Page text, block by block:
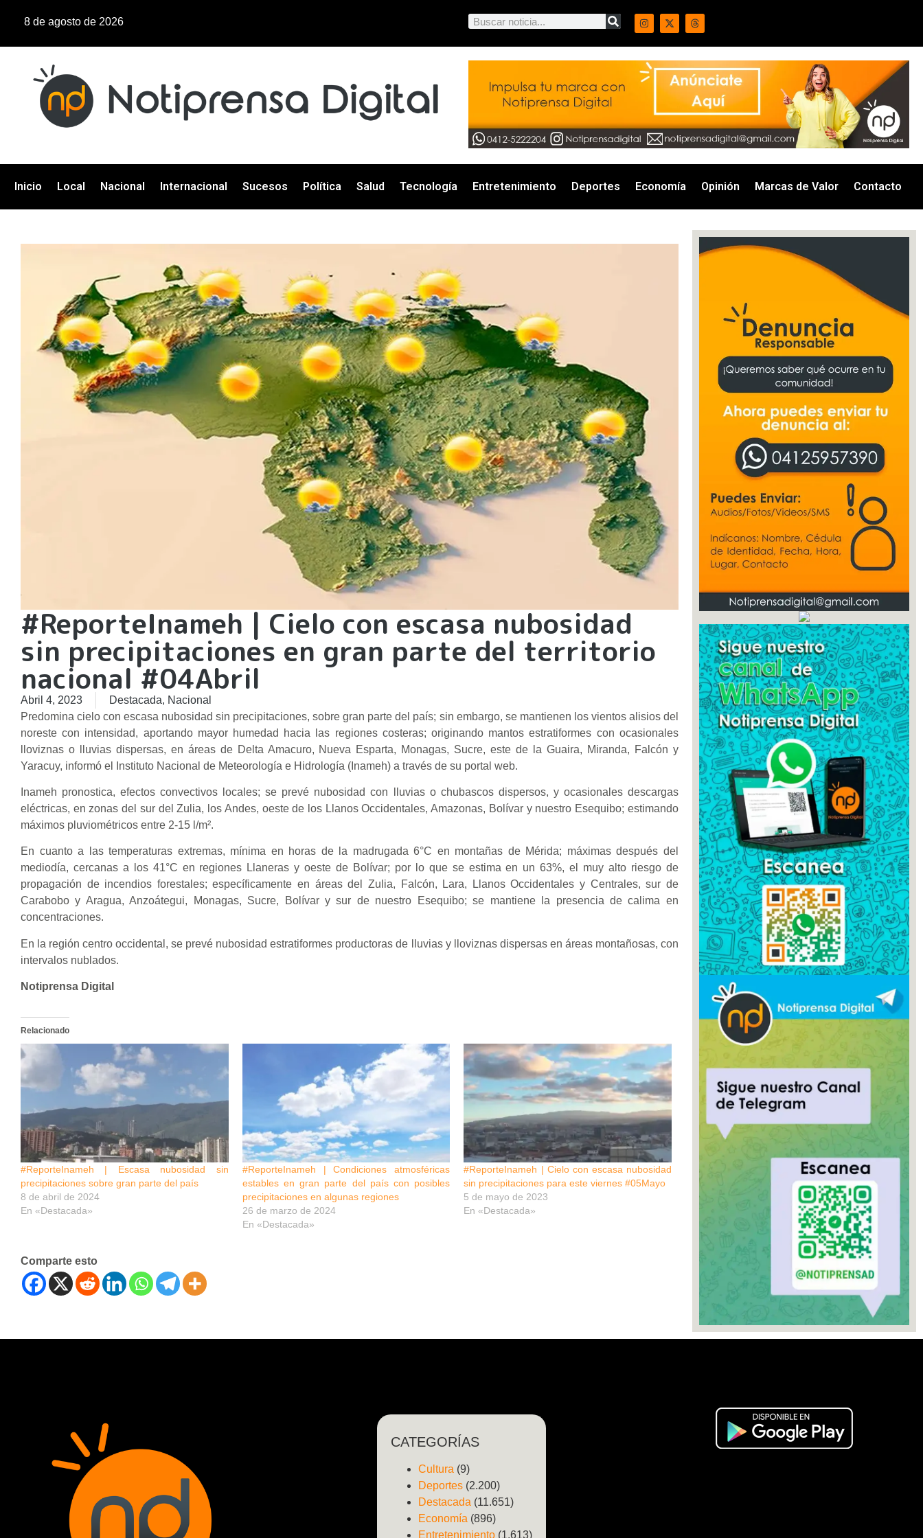
8 de agosto de 2026
Inicio Local Nacional Internacional Sucesos Política Salud Tecnología Entretenimiento Deportes Economía Opinión Marcas de Valor Contacto
#ReporteInameh | Cielo con escasa nubosidad
sin precipitaciones en gran parte del territorio
nacional #04Abril
Abril 4, 2023 Destacada, Nacional
Predomina cielo con escasa nubosidad sin precipitaciones, sobre gran parte del país; sin embargo, se mantienen los vientos alisios del
noreste con intensidad, aportando mayor humedad hacia las regiones costeras; originando mantos estratiformes con ocasionales
lloviznas o lluvias dispersas, en áreas de Delta Amacuro, Nueva Esparta, Monagas, Sucre, este de la Guaira, Miranda, Falcón y
Yaracuy, informó el Instituto Nacional de Meteorología e Hidrología (Inameh) a través de su portal web.
Inameh pronostica, efectos convectivos locales; se prevé nubosidad con lluvias o chubascos dispersos, y ocasionales descargas
eléctricas, en zonas del sur del Zulia, los Andes, oeste de los Llanos Occidentales, Amazonas, Bolívar y nuestro Esequibo; estimando
máximos pluviométricos entre 2-15 l/m².
En cuanto a las temperaturas extremas, mínima en horas de la madrugada 6°C en montañas de Mérida; máximas después del
mediodía, cercanas a los 41°C en regiones Llaneras y oeste de Bolívar; por lo que se estima en un 63%, el muy alto riesgo de
propagación de incendios forestales; específicamente en áreas del Zulia, Falcón, Lara, Llanos Occidentales y Centrales, sur de
Carabobo y Aragua, Anzoátegui, Monagas, Sucre, Bolívar y sur de nuestro Esequibo; se mantiene la presencia de calima en
concentraciones.
En la región centro occidental, se prevé nubosidad estratiformes productoras de lluvias y lloviznas dispersas en áreas montañosas, con
intervalos nublados.
Notiprensa Digital
Relacionado
#ReporteInameh | Escasa nubosidad sin
precipitaciones sobre gran parte del país
8 de abril de 2024
En «Destacada»
#ReporteInameh | Condiciones atmosféricas
estables en gran parte del país con posibles
precipitaciones en algunas regiones
26 de marzo de 2024
En «Destacada»
#ReporteInameh | Cielo con escasa nubosidad
sin precipitaciones para este viernes #05Mayo
5 de mayo de 2023
En «Destacada»
Comparte esto
CATEGORÍAS
Cultura(9)
Deportes(2.200)
Destacada(11.651)
Economía(896)
Entretenimiento(1.613)